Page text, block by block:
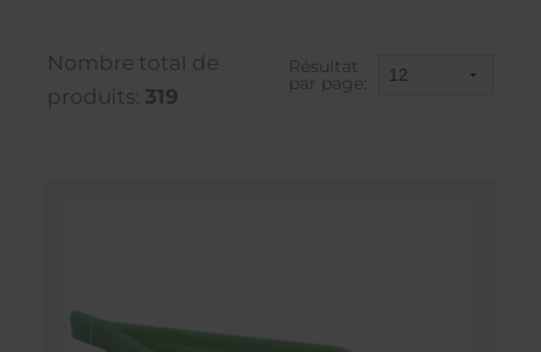
Nombre total de
produits: 319
Résultat
par page: